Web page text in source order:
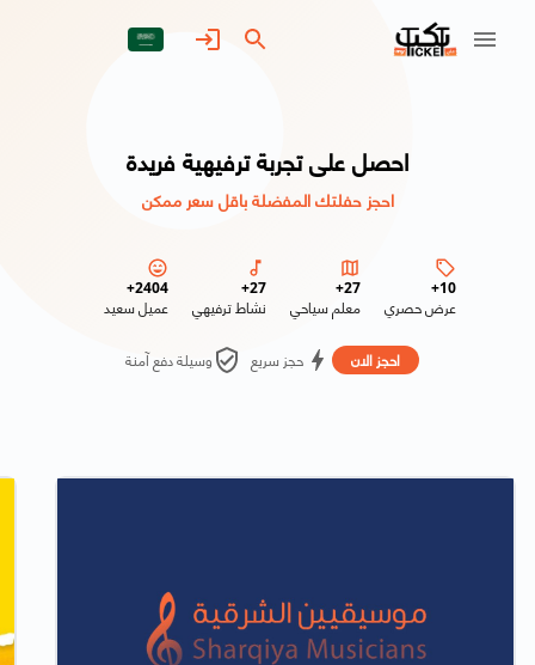
احصل على تجربة ترفيهية فريدة
احجز حفلتك المفضلة باقل سعر ممكن
10
+
عرض حصري
27
+
معلم سياحي
27
+
نشاط ترفيهي
2404
+
عميل سعيد
احجز الان
حجز سريع وسيلة دفع آمنة